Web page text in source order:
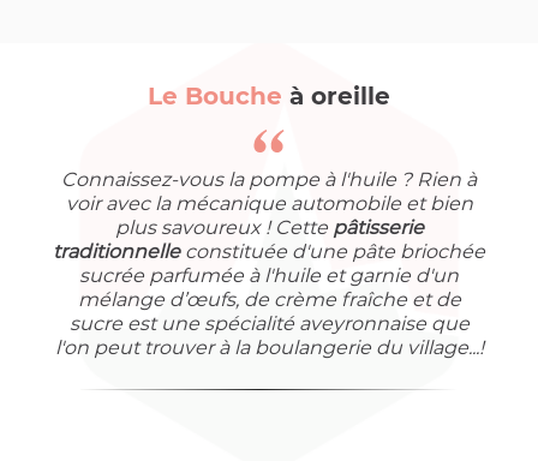
Le Bouche à oreille
Connaissez-vous la pompe à l'huile ? Rien à
voir avec la mécanique automobile et bien
plus savoureux ! Cette pâtisserie
traditionnelleconstituée d'une pâte briochée
sucrée parfumée à l'huile et garnie d'un
mélange d’œufs, de crème fraîche et de
sucre est une spécialité aveyronnaise que
l'on peut trouver à la boulangerie du village...!